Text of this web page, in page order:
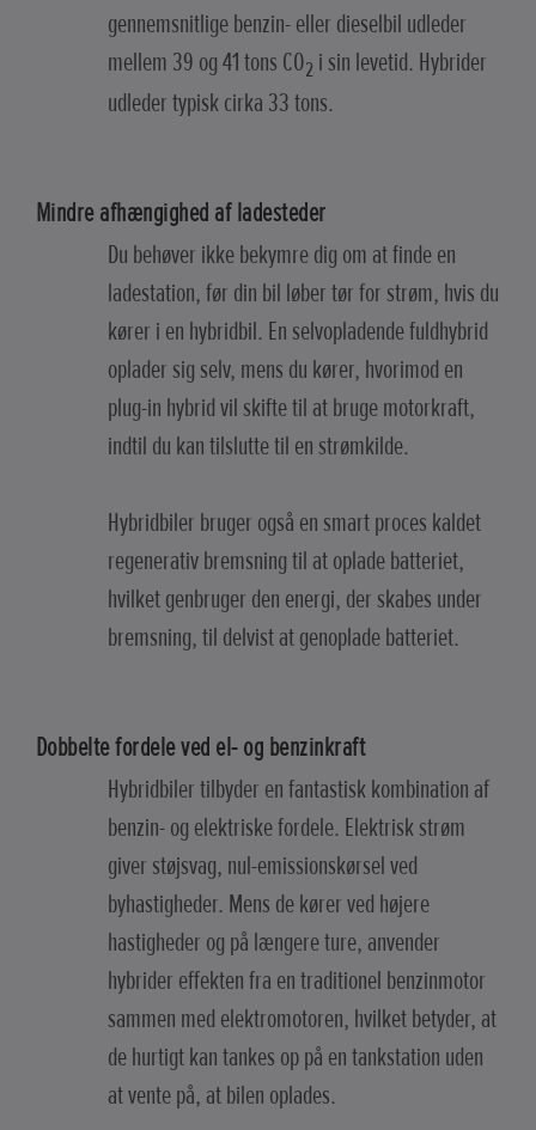
gennemsnitlige benzin- eller dieselbil udleder
mellem 39 og 41 tons CO2 i sin levetid. Hybrider
udleder typisk cirka 33 tons.
Mindre afhængighed af ladesteder
Du behøver ikke bekymre dig om at finde en
ladestation, før din bil løber tør for strøm, hvis du
kører i en hybridbil. En selvopladende fuldhybrid
oplader sig selv, mens du kører, hvorimod en
plug-in hybrid vil skifte til at bruge motorkraft,
indtil du kan tilslutte til en strømkilde.
Hybridbiler bruger også en smart proces kaldet
regenerativ bremsning til at oplade batteriet,
hvilket genbruger den energi, der skabes under
bremsning, til delvist at genoplade batteriet.
Dobbelte fordele ved el- og benzinkraft
Hybridbiler tilbyder en fantastisk kombination af
benzin- og elektriske fordele. Elektrisk strøm
giver støjsvag, nul-emissionskørsel ved
byhastigheder. Mens de kører ved højere
hastigheder og på længere ture, anvender
hybrider effekten fra en traditionel benzinmotor
sammen med elektromotoren, hvilket betyder, at
de hurtigt kan tankes op på en tankstation uden
at vente på, at bilen oplades.